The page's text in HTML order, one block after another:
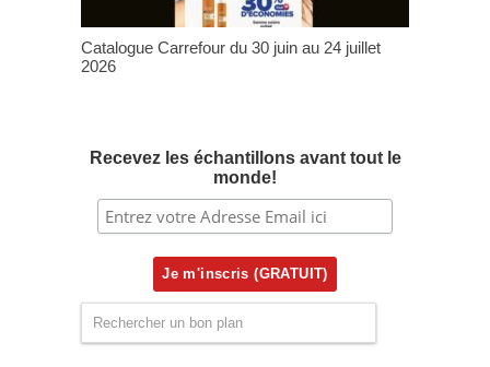
Catalogue Carrefour du 30 juin au 24 juillet
2026
Recevez les échantillons avant tout le
monde!